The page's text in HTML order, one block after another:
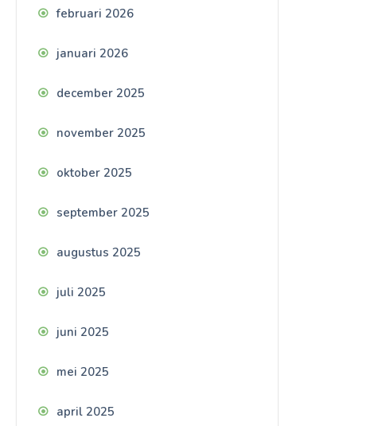
februari 2026
januari 2026
december 2025
november 2025
oktober 2025
september 2025
augustus 2025
juli 2025
juni 2025
mei 2025
april 2025